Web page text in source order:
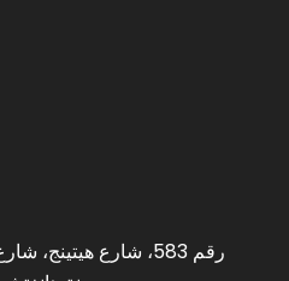
رقم 583، شارع